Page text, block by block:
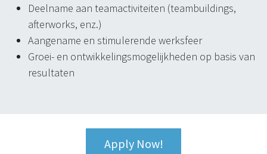
Deelname aan teamactiviteiten (teambuildings,
afterworks, enz.)
Aangename en stimulerende werksfeer
Groei- en ontwikkelingsmogelijkheden op basis van
resultaten
Apply Now!